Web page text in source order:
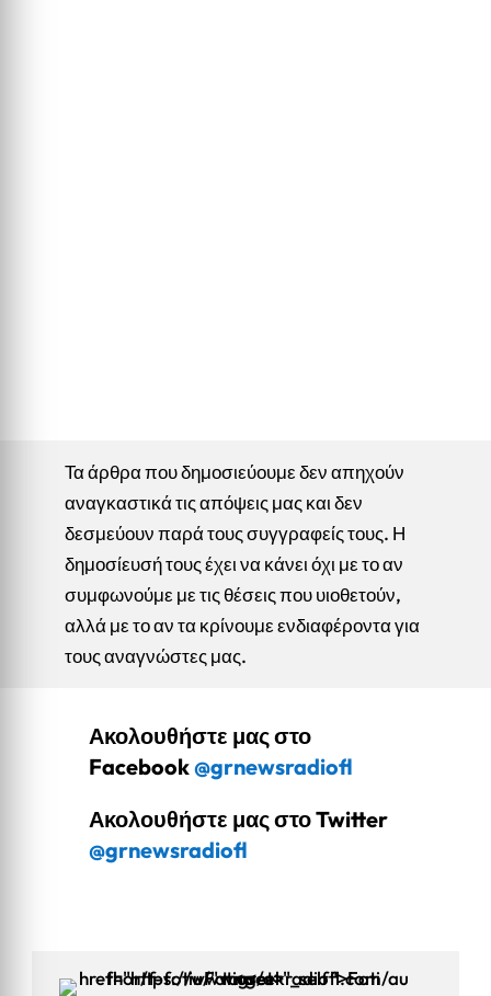
Τα άρθρα που δημοσιεύουμε δεν απηχούν
αναγκαστικά τις απόψεις μας και δεν
δεσμεύουν παρά τους συγγραφείς τους. Η
δημοσίευσή τους έχει να κάνει όχι με το αν
συμφωνούμε με τις θέσεις που υιοθετούν,
αλλά με το αν τα κρίνουμε ενδιαφέροντα για
τους αναγνώστες μας.
Ακολουθήστε μας στο
Facebook@grnewsradiofl
Ακολουθήστε μας στο Twitter
@grnewsradiofl